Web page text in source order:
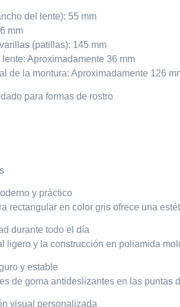
del lente): 55 mm
mm
(patillas): 145 mm
Aproximadamente 36 mm
de la montura: Aproximadamente 126
para formas de rostro
y práctico
rectangular en color gris ofrece una
durante todo el día
ligero y la construcción en poliamida
y estable
de goma antideslizantes en las
visual personalizada